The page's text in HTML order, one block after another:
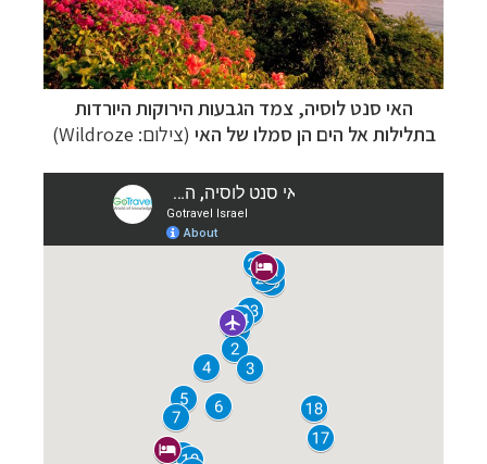
האי סנט לוסיה, צמד הגבעות הירוקות היורדות
בתלילות אל הים הן סמלו של האי (צילום: Wildroze)